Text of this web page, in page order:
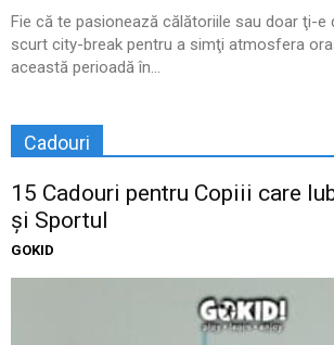
Fie că te pasionează călătoriile sau doar ţi-e
scurt city-break pentru a simţi atmosfera
această perioadă în...
Cadouri
15 Cadouri pentru Copiii care
și Sportul
GOKID